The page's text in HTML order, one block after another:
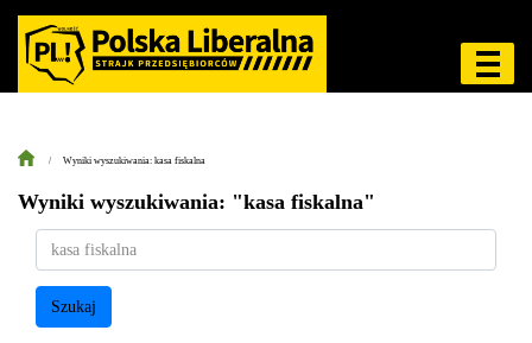
Wyniki wyszukiwania: kasa fiskalna
Wyniki wyszukiwania: "kasa fiskalna"
Szukaj